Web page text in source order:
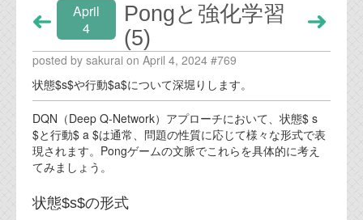
April
4
Pongと強化学習
(5)
posted by sakurai on April 4, 2024 #769
状態$s$や行動$a$について深堀りします。
DQN（Deep Q-Network）アプローチにおいて、状態$ s
$と行動$ a $は通常、問題の性質に応じて様々な形式で表
現されます。Pongゲームの文脈でこれらを具体的に考え
てみましょう。
状態$s$の形式